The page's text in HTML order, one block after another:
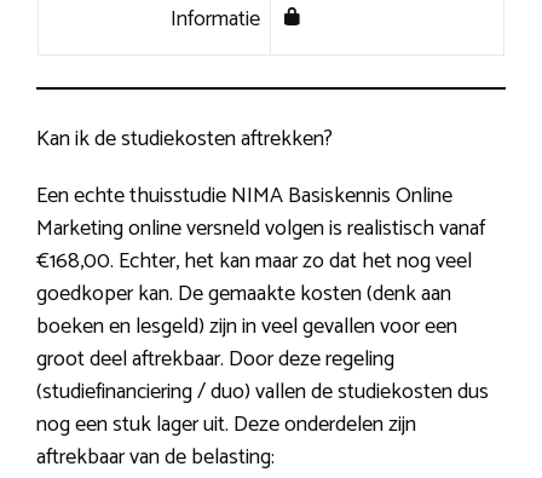
Informatie
Kan ik de studiekosten aftrekken?
Een echte thuisstudie NIMA Basiskennis Online
Marketing online versneld volgen is realistisch vanaf
€168,00. Echter, het kan maar zo dat het nog veel
goedkoper kan. De gemaakte kosten (denk aan
boeken en lesgeld) zijn in veel gevallen voor een
groot deel aftrekbaar. Door deze regeling
(studiefinanciering / duo) vallen de studiekosten dus
nog een stuk lager uit. Deze onderdelen zijn
aftrekbaar van de belasting: